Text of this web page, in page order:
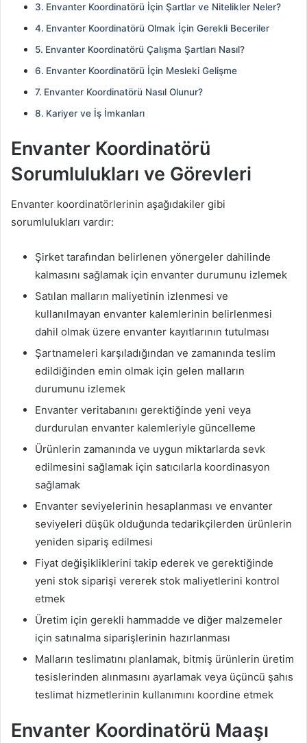
Envanter Koordinatörü İçin Şartlar ve Nitelikler Neler?
Envanter Koordinatörü Olmak İçin Gerekli Beceriler
Envanter Koordinatörü Çalışma Şartları Nasıl?
Envanter Koordinatörü İçin Mesleki Gelişme
Envanter Koordinatörü Nasıl Olunur?
Kariyer ve İş İmkanları
Envanter Koordinatörü
Sorumlulukları ve Görevleri
Envanter koordinatörlerinin aşağıdakiler gibi
sorumlulukları vardır:
Şirket tarafından belirlenen yönergeler dahilinde
kalmasını sağlamak için envanter durumunu izlemek
Satılan malların maliyetinin izlenmesi ve
kullanılmayan envanter kalemlerinin belirlenmesi
dahil olmak üzere envanter kayıtlarının tutulması
Şartnameleri karşıladığından ve zamanında teslim
edildiğinden emin olmak için gelen malların
durumunu izlemek
Envanter veritabanını gerektiğinde yeni veya
durdurulan envanter kalemleriyle güncelleme
Ürünlerin zamanında ve uygun miktarlarda sevk
edilmesini sağlamak için satıcılarla koordinasyon
sağlamak
Envanter seviyelerinin hesaplanması ve envanter
seviyeleri düşük olduğunda tedarikçilerden ürünlerin
yeniden sipariş edilmesi
Fiyat değişikliklerini takip ederek ve gerektiğinde
yeni stok siparişi vererek stok maliyetlerini kontrol
etmek
Üretim için gerekli hammadde ve diğer malzemeler
için satınalma siparişlerinin hazırlanması
Malların teslimatını planlamak, bitmiş ürünlerin üretim
tesislerinden alınmasını ayarlamak veya üçüncü şahıs
teslimat hizmetlerinin kullanımını koordine etmek
Envanter Koordinatörü Maaşı